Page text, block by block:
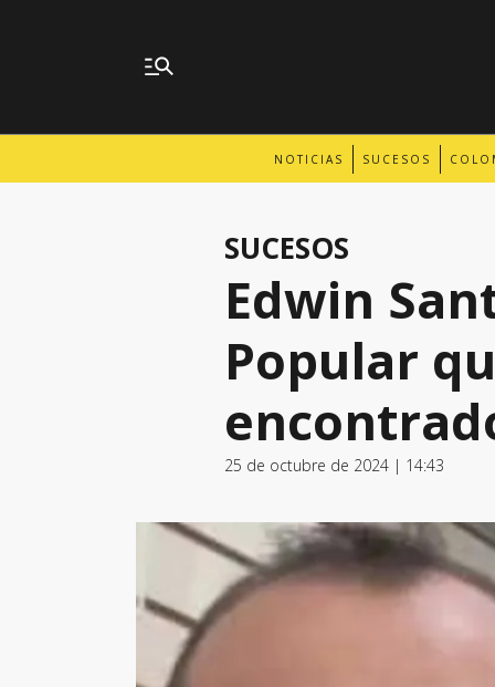
NOTICIAS SUCESOS
SUCESOS
Edwin
Popular
25 de octubre de 2024 | 14:43